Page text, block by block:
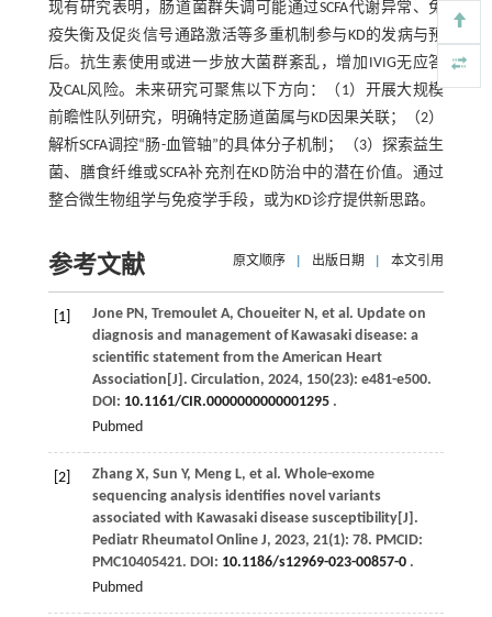
现有研究表明，肠道菌群失调可能通过SCFA代谢异常、免
疫失衡及促炎信号通路激活等多重机制参与KD的发病与预
后。抗生素使用或进一步放大菌群紊乱，增加IVIG无应答
及CAL风险。未来研究可聚焦以下方向：（1）开展大规模
前瞻性队列研究，明确特定肠道菌属与KD因果关联；（2）
解析SCFA调控“肠-血管轴”的具体分子机制；（3）探索益生
菌、膳食纤维或SCFA补充剂在KD防治中的潜在价值。通过
整合微生物组学与免疫学手段，或为KD诊疗提供新思路。
参考文献 原文顺序 出版日期 本文引用
[1] Jone PN, Tremoulet A, Choueiter N, et al. Update on
diagnosis and management of Kawasaki disease: a
scientific statement from the American Heart
Association[J]. Circulation, 2024, 150(23): e481-e500.
DOI: 10.1161/CIR.0000000000001295.
Pubmed
[2] Zhang X, Sun Y, Meng L, et al. Whole-exome
sequencing analysis identifies novel variants
associated with Kawasaki disease susceptibility[J].
Pediatr Rheumatol Online J, 2023, 21(1): 78. PMCID:
PMC10405421. DOI: 10.1186/s12969-023-00857-0.
Pubmed